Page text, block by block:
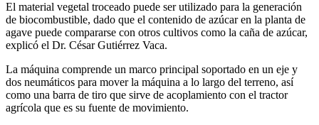
El material vegetal troceado puede ser utilizado para la generación
de biocombustible, dado que el contenido de azúcar en la planta de
agave puede compararse con otros cultivos como la caña de azúcar,
explicó el Dr. César Gutiérrez Vaca.
La máquina comprende un marco principal soportado en un eje y
dos neumáticos para mover la máquina a lo largo del terreno, así
como una barra de tiro que sirve de acoplamiento con el tractor
agrícola que es su fuente de movimiento.